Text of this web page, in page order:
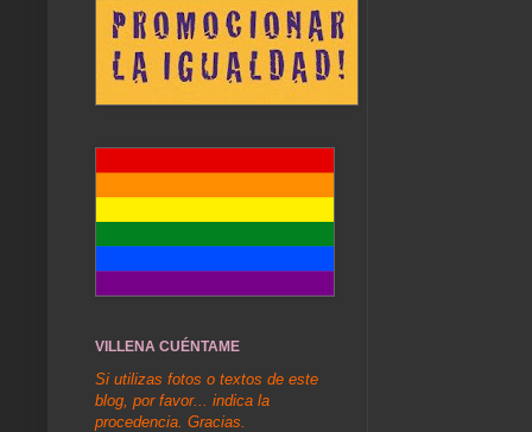
VILLENA CUÉNTAME
Si utilizas fotos o textos de este
blog, por favor... indica la
procedencia. Gracias.